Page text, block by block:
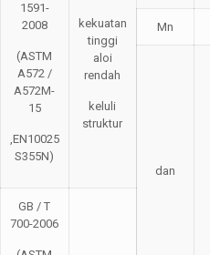
1591-
2008
(ASTM
A572 /
A572M-
15
,EN10025
S355N)
kekuatan
tinggi
aloi
rendah
keluli
struktur
Mn
dan
GB / T
700-2006